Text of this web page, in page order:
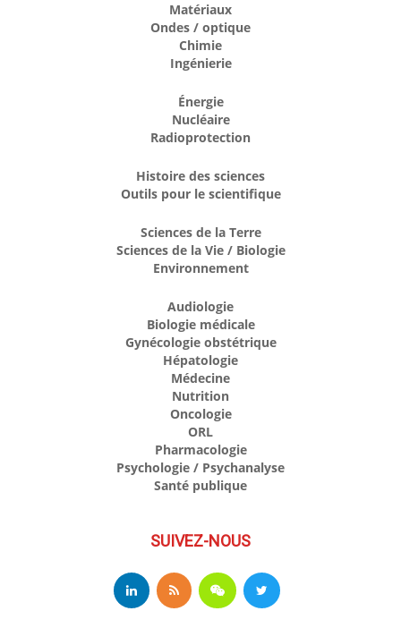
Matériaux
Ondes / optique
Chimie
Ingénierie
Énergie
Nucléaire
Radioprotection
Histoire des sciences
Outils pour le scientifique
Sciences de la Terre
Sciences de la Vie / Biologie
Environnement
Audiologie
Biologie médicale
Gynécologie obstétrique
Hépatologie
Médecine
Nutrition
Oncologie
ORL
Pharmacologie
Psychologie / Psychanalyse
Santé publique
SUIVEZ-NOUS